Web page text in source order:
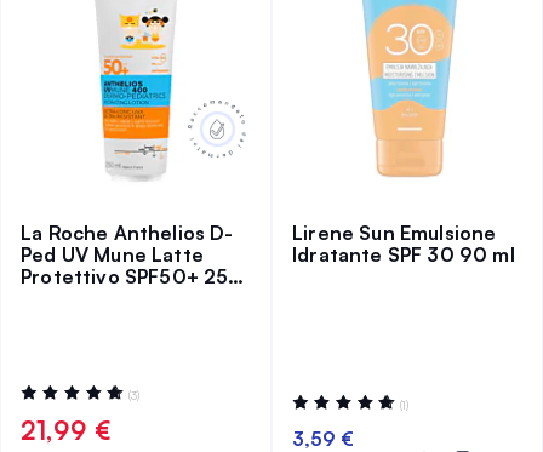
La Roche Anthelios D-
Ped UV Mune Latte
Protettivo SPF50+ 250
Valutazione:
100%
(3)
21,99 €
Lirene Sun Emulsione
Idratante SPF 30 90 ml
Valutazione:
100%
(1)
3,59 €